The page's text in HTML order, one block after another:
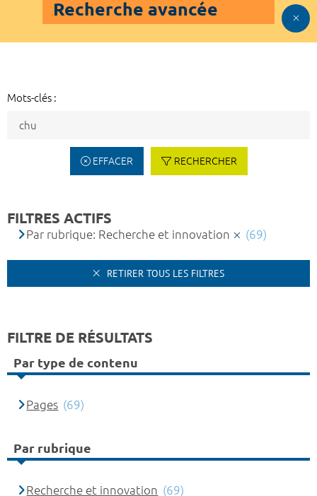
Recherche avancée
Mots-clés :
EFFACER RECHERCHER
FILTRES ACTIFS
Par rubrique: Recherche et innovation (69)
RETIRER TOUS LES FILTRES
FILTRE DE RÉSULTATS
Par type de contenu
Pages (69)
Par rubrique
Recherche et innovation (69)